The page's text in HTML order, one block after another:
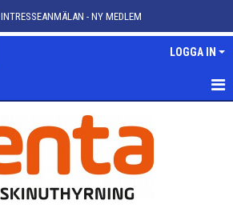
INTRESSEANMÄLAN - NY MEDLEM
LOGGA IN